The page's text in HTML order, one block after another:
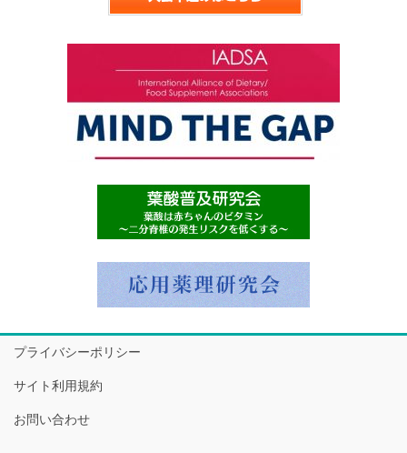
プライバシーポリシー
サイト利用規約
お問い合わせ